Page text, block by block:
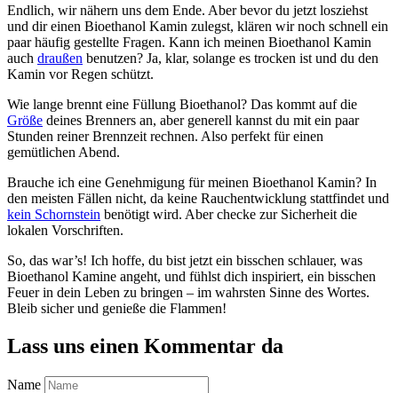
Endlich, wir nähern uns dem Ende. Aber bevor du jetzt losziehst
und dir einen Bioethanol Kamin zulegst, klären wir noch schnell ein
paar häufig gestellte Fragen. Kann ich meinen Bioethanol Kamin
auch draußen benutzen? Ja, klar, solange es trocken ist und du den
Kamin vor Regen schützt.
Wie lange brennt eine Füllung Bioethanol? Das kommt auf die
Größe deines Brenners an, aber generell kannst du mit ein paar
Stunden reiner Brennzeit rechnen. Also perfekt für einen
gemütlichen Abend.
Brauche ich eine Genehmigung für meinen Bioethanol Kamin? In
den meisten Fällen nicht, da keine Rauchentwicklung stattfindet und
kein Schornstein benötigt wird. Aber checke zur Sicherheit die
lokalen Vorschriften.
So, das war’s! Ich hoffe, du bist jetzt ein bisschen schlauer, was
Bioethanol Kamine angeht, und fühlst dich inspiriert, ein bisschen
Feuer in dein Leben zu bringen – im wahrsten Sinne des Wortes.
Bleib sicher und genieße die Flammen!
Lass uns einen Kommentar da
Name